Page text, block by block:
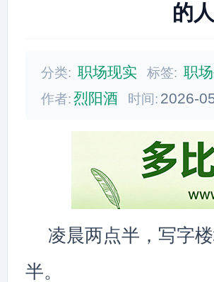
的
分类: 职场现实 标签: 职
作者:烈阳酒 时间: 2026-
凌晨两点半，写字
半。